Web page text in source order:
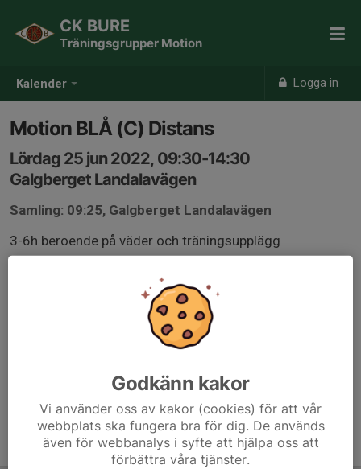
Kalender Logga in
CK BURE
Träningsgrupper Motion
Motion BLÅ (C) Distans
Lördag 25 jun 2022, 09:30-14:30
Galgberget Landalavägen
Samling: 09:25, Galgberget Landalavägen
3-6h beroende på väder och träningsupplägg
Godkänn kakor
Vi använder oss av kakor (cookies) för att vår
webbplats ska fungera bra för dig. De används
även för webbanalys i syfte att hjälpa oss att
förbättra våra tjänster.